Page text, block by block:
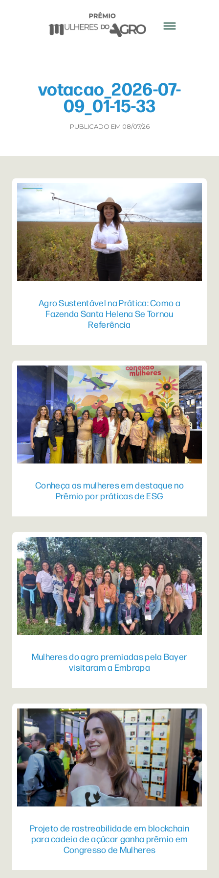
votacao_2026-07-
09_01-15-33
PUBLICADO EM 08/07/26
Agro Sustentável na Prática: Como a
Fazenda Santa Helena Se Tornou
Referência
Conheça as mulheres em destaque no
Prêmio por práticas de ESG
Mulheres do agro premiadas pela Bayer
visitaram a Embrapa
Projeto de rastreabilidade em blockchain
para cadeia de açúcar ganha prêmio em
Congresso de Mulheres